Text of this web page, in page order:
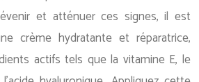
et atténuer ces signes, il est
crème hydratante et réparatrice,
actifs tels que la vitamine E, le